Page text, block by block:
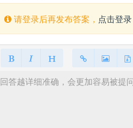
请登录后再发布答案， 点击登录